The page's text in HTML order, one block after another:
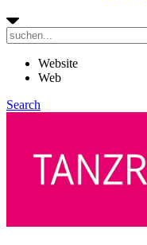
Website
Web
Search